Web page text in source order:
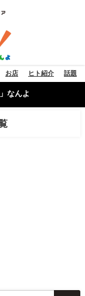
お店 ヒト紹介 話題
なんよ